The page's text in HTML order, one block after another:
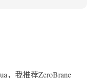
，我推荐ZeroBrane